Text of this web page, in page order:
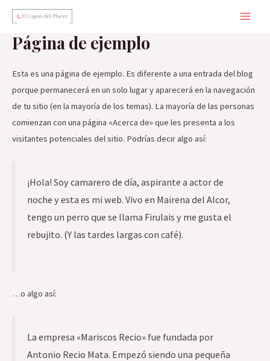
contenido
Página de ejemplo
Esta es una página de ejemplo. Es diferente a una entrada del blog
porque permanecerá en un solo lugar y aparecerá en la navegación
de tu sitio (en la mayoría de los temas). La mayoría de las personas
comienzan con una página «Acerca de» que les presenta a los
visitantes potenciales del sitio. Podrías decir algo así:
¡Hola! Soy camarero de día, aspirante a actor de
noche y esta es mi web. Vivo en Mairena del Alcor,
tengo un perro que se llama Firulais y me gusta el
rebujito. (Y las tardes largas con café).
…o algo así:
La empresa «Mariscos Recio» fue fundada por
Antonio Recio Mata. Empezó siendo una pequeña